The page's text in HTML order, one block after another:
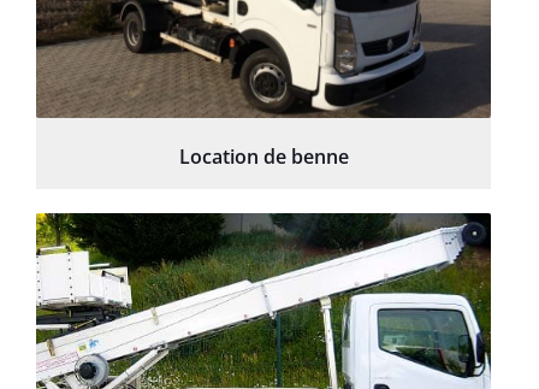
Location de benne